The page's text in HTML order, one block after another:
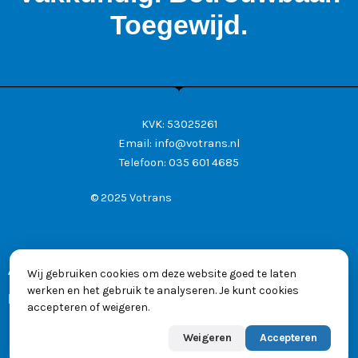
Toegewijd.
KVK: 53025261
Email: info@votrans.nl
Telefoon: 035 601 4685
© 2025 Votrans
Algemene voorwaarden
Privacyverklaring
Wij gebruiken cookies om deze website goed te laten
werken en het gebruik te analyseren. Je kunt cookies
accepteren of weigeren.
Weigeren Accepteren